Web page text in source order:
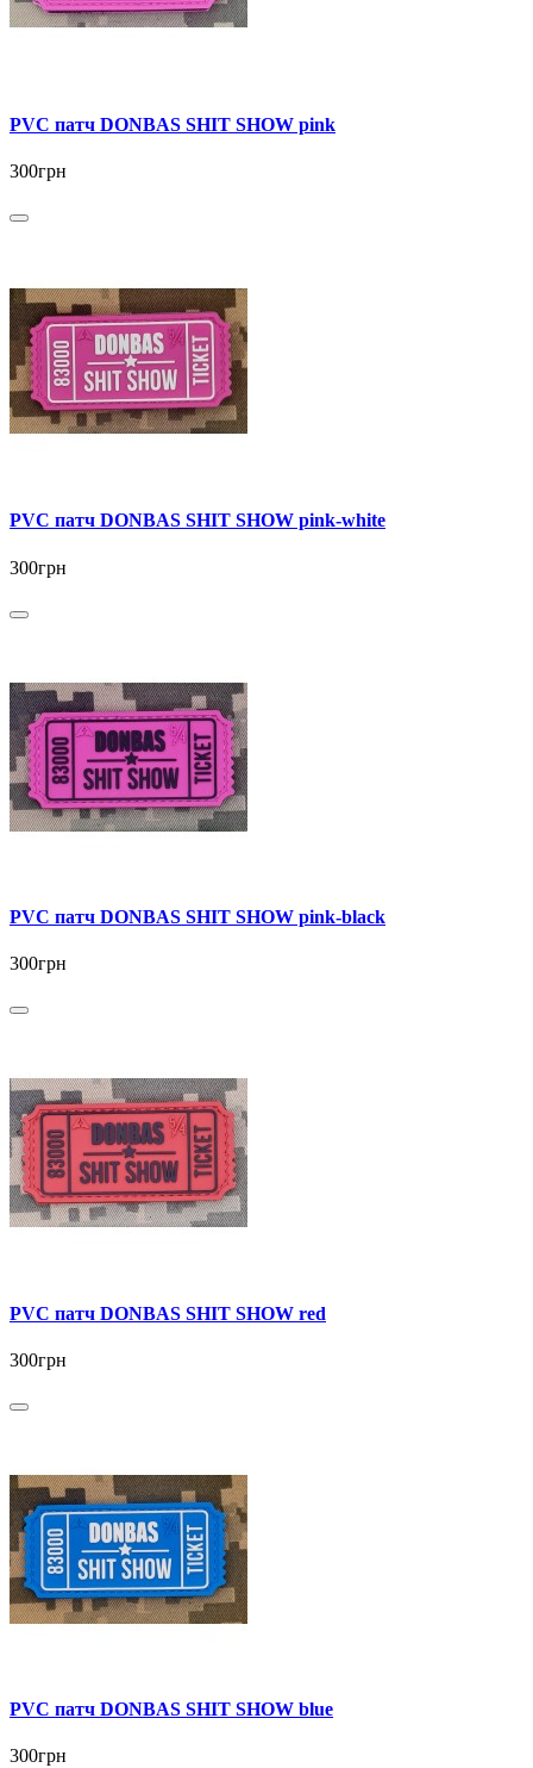
PVC патч DONBAS SHIT SHOW pink
300грн
PVC патч DONBAS SHIT SHOW pink-white
300грн
PVC патч DONBAS SHIT SHOW pink-black
300грн
PVC патч DONBAS SHIT SHOW red
300грн
PVC патч DONBAS SHIT SHOW blue
300грн